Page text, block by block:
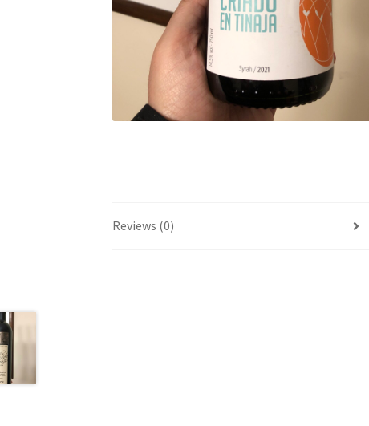
Reviews (0)